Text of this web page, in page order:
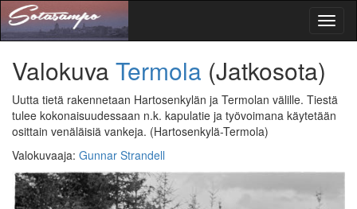
Valokuva Termola (Jatkosota)
Uutta tietä rakennetaan Hartosenkylän ja Termolan välille. Tiestä
tulee kokonaisuudessaan n.k. kapulatie ja työvoimana käytetään
osittain venäläisiä vankeja. (Hartosenkylä-Termola)
Valokuvaaja: Gunnar Strandell